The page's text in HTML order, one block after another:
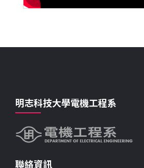
明志科技大學電機工程系
聯絡資訊